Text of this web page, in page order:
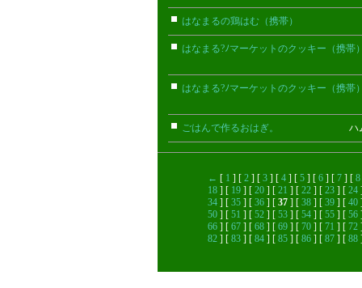
はなまるの鶏はむ（携帯）
はなまる?ﾉマーケットのクッキー（携帯
はなまる?ﾉマーケットのクッキー（携帯
ごはんで作るおはぎ。 ハムり
← [ 1 ] [ 2 ] [ 3 ] [ 4 ] [ 5 ] [ 6 ] [ 7 ] [ 8
18 ] [ 19 ] [ 20 ] [ 21 ] [ 22 ] [ 23 ] [ 24
34 ] [ 35 ] [ 36 ] [ 37 ] [ 38 ] [ 39 ] [ 40
50 ] [ 51 ] [ 52 ] [ 53 ] [ 54 ] [ 55 ] [ 56
66 ] [ 67 ] [ 68 ] [ 69 ] [ 70 ] [ 71 ] [ 72
82 ] [ 83 ] [ 84 ] [ 85 ] [ 86 ] [ 87 ] [ 88